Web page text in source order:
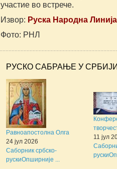
участие во встрече.
Извор: Руска Народна Линија
Фото: РНЛ
РУСКО САБРАЊЕ У СРБИЈИ
Равноапостолна Олга
24 јул 2026
Саборник србско-
рускиОпширније ...
11 јул
руски